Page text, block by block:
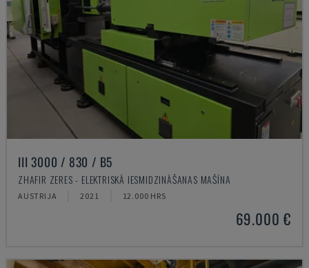
III 3000 / 830 / B5
ZHAFIR ZERES - ELEKTRISKĀ IESMIDZINĀŠANAS MAŠĪNA
AUSTRIJA 2021 12.000 HRS
69.000 €